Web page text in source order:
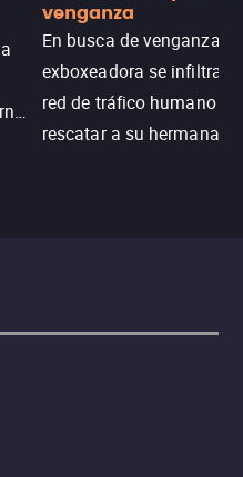
venganza
En busca de venganza,
exboxeadora se infiltra
red de tráfico humano
rescatar a su hermana